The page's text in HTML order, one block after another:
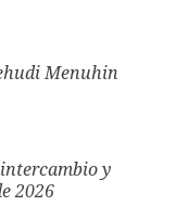
Menuhin
y
2026